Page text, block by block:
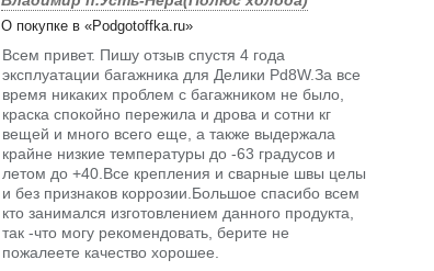
О покупке в «Podgotoffka.ru»
Всем привет. Пишу отзыв спустя 4 года
эксплуатации багажника для Делики Pd8W.За все
время никаких проблем с багажником не было,
краска спокойно пережила и дрова и сотни кг
вещей и много всего еще, а также выдержала
крайне низкие температуры до -63 градусов и
летом до +40.Все крепления и сварные швы целы
и без признаков коррозии.Большое спасибо всем
кто занимался изготовлением данного продукта,
так -что могу рекомендовать, берите не
пожалеете качество хорошее.